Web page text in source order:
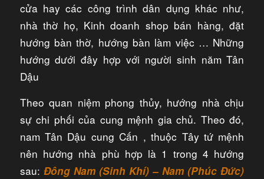
cửa hay các công trình dân dụng khác như,
nhà thờ họ, Kinh doanh shop bán hàng, đặt
hướng bàn thờ, hướng bàn làm việc … Những
hướng dưới đây hợp với người sinh năm Tân
Dậu
Theo quan niệm phong thủy, hướng nhà chịu
sự chi phối của cung mệnh gia chủ. Theo đó,
nam Tân Dậu cung Cấn , thuộc Tây tứ mệnh
nên hướng nhà phù hợp là 1 trong 4 hướng
sau: Đông Nam (Sinh Khí) – Nam (Phúc Đức)